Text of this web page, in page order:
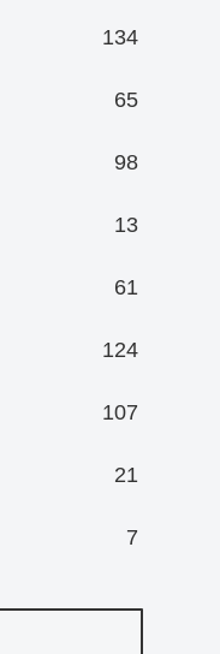
134
65
98
13
61
124
107
21
7